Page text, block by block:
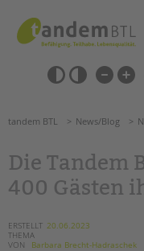
springen
Barrierefrei-
Einstellungen
überspringen
überspringen
SCHULE & GANZTAG
Oberschulen
Förderzentren
tandem BTL News/Blog
Die Tandem
400 Gästen
ERSTELLT 20.06.2023
THEMA
VON
Barbara Brecht-Hadraschek